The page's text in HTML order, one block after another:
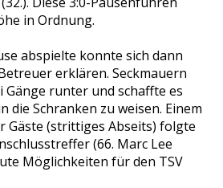
in Ordnung.
abspielte konnte sich dann
erklären. Seckmauern
Gänge runter und schaffte es
die Schranken zu weisen. Einem
Gäste (strittiges Abseits) folgte
(66. Marc Lee
Möglichkeiten für den TSV